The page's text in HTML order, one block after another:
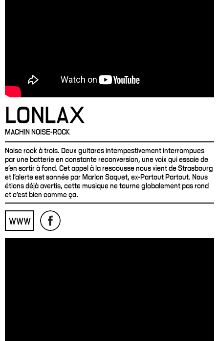
LONLAX
MACHIN NOISE-ROCK
Noise rock à trois. Deux guitares intempestivement interrompues
par une batterie en constante reconversion, une voix qui essaie de
s’en sortir à fond. Cet appel à la rescousse nous vient de Strasbourg
et l’alerte est sonnée par Marlon Saquet, ex-Partout Partout. Nous
étions déjà avertis, cette musique ne tourne globalement pas rond
et c’est bien comme ça.
WWW